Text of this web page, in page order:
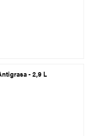
- 2,9 L